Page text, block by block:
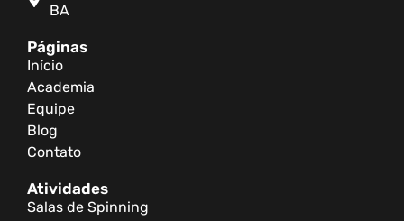
BA
Páginas
Início
Academia
Equipe
Blog
Contato
Atividades
Salas de Spinning